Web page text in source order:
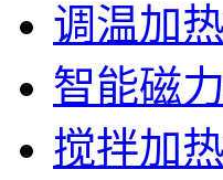
调温加
智能磁
搅拌加